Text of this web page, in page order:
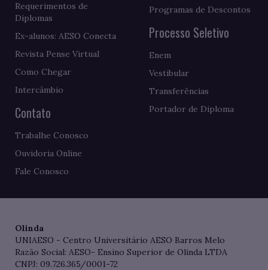
Requerimentos de
Diplomas
Ex-alunos: AESO Conecta
Revista Pense Virtual
Como Chegar
Intercâmbio
Contato
Trabalhe Conosco
Ouvidoria Online
Fale Conosco
Programas de Descontos
Processo Seletivo
Enem
Vestibular
Transferências
Portador de Diploma
Olinda
UNIAESO - Centro Universitário AESO Barros Melo
Razão Social: AESO- Ensino Superior de Olinda LTDA
CNPJ: 09.726.365/0001-72